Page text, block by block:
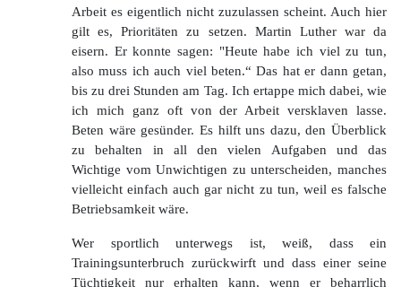
Arbeit es eigentlich nicht zuzulassen scheint. Auch hier
gilt es, Prioritäten zu setzen. Martin Luther war da
eisern. Er konnte sagen: "Heute habe ich viel zu tun,
also muss ich auch viel beten.“ Das hat er dann getan,
bis zu drei Stunden am Tag. Ich ertappe mich dabei, wie
ich mich ganz oft von der Arbeit versklaven lasse.
Beten wäre gesünder. Es hilft uns dazu, den Überblick
zu behalten in all den vielen Aufgaben und das
Wichtige vom Unwichtigen zu unterscheiden, manches
vielleicht einfach auch gar nicht zu tun, weil es falsche
Betriebsamkeit wäre.
Wer sportlich unterwegs ist, weiß, dass ein
Trainingsunterbruch zurückwirft und dass einer seine
Tüchtigkeit nur erhalten kann, wenn er beharrlich